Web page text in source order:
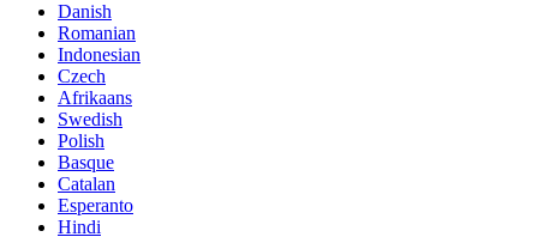
Danish
Romanian
Indonesian
Czech
Afrikaans
Swedish
Polish
Basque
Catalan
Esperanto
Hindi